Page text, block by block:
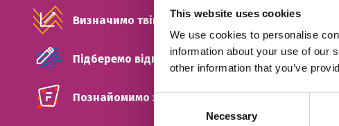
This website uses cookies
We use cookies to personalise
information about your use of our
other information that you’ve
Consent
Necessary
Визначимо твій рівень
Підберемо відповідний тип занять
Познайомимо з твоїм майбутнім френд-тічером